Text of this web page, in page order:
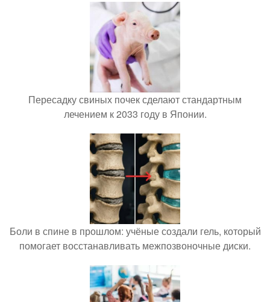
Пересадку свиных почек сделают стандартным
лечением к 2033 году в Японии.
Боли в спине в прошлом: учёные создали гель, который
помогает восстанавливать межпозвоночные диски.